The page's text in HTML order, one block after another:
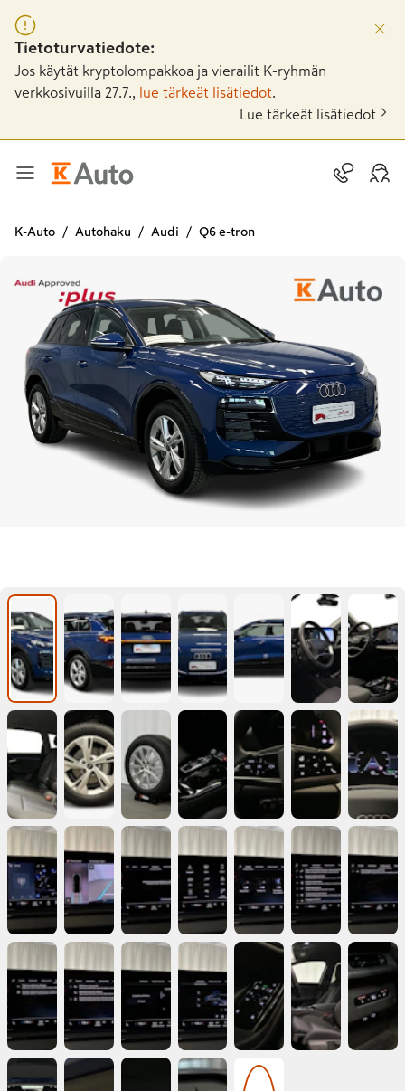
Tietoturvatiedote:
Jos käytät kryptolompakkoa ja vierailit K-ryhmän
verkkosivuilla 27.7.,
lue tärkeät lisätiedot
Lue tärkeät lisätiedot
K-Auto Autohaku Audi Q6 e-tron